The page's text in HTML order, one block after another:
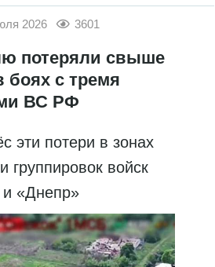
2026 3601
потеряли свыше
боях с тремя
ВС РФ
эти потери в зонах
группировок войск
«Днепр»